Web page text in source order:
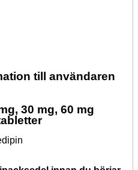
till användaren
30 mg, 60 mg